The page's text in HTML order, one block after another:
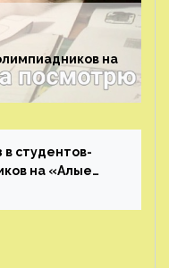
на
в студентов-
на «Алые